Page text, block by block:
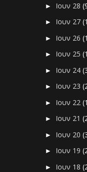
► Ιουν 28
► Ιουν 27
► Ιουν 26
► Ιουν 25
► Ιουν 24
► Ιουν 23
► Ιουν 22
► Ιουν 21
► Ιουν 20
► Ιουν 19
► Ιουν 18